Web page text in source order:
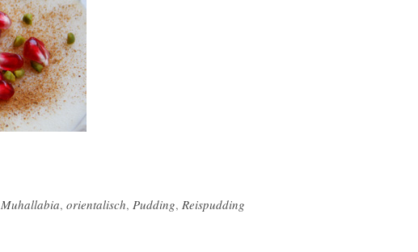
Muhallabia, orientalisch, Pudding, Reispudding